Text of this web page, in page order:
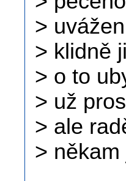
>
> klidně
> o to
> už
> ale
>